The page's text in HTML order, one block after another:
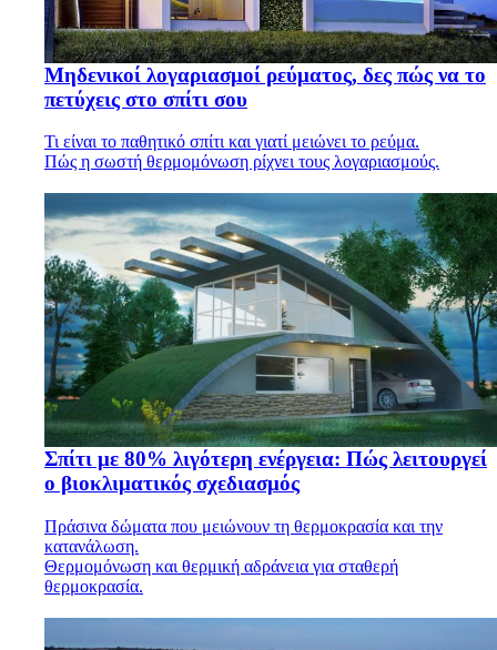
Μηδενικοί λογαριασμοί ρεύματος, δες πώς να το
πετύχεις στο σπίτι σου
Τι είναι το παθητικό σπίτι και γιατί μειώνει το ρεύμα.
Πώς η σωστή θερμομόνωση ρίχνει τους λογαριασμούς.
Σπίτι με 80% λιγότερη ενέργεια: Πώς λειτουργεί
ο βιοκλιματικός σχεδιασμός
Πράσινα δώματα που μειώνουν τη θερμοκρασία και την
κατανάλωση.
Θερμομόνωση και θερμική αδράνεια για σταθερή
θερμοκρασία.